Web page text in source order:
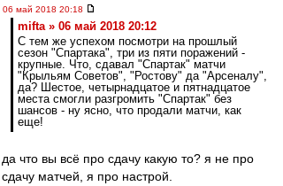
06 май 2018 20:18
mifta » 06 май 2018 20:12
С тем же успехом посмотри на прошлый
сезон "Спартака", три из пяти поражений -
крупные. Что, сдавал "Спартак" матчи
"Крыльям Советов", "Ростову" да "Арсеналу",
да? Шестое, четырнадцатое и пятнадцатое
места смогли разгромить "Спартак" без
шансов - ну ясно, что продали матчи, как
еще!
да что вы всё про сдачу какую то? я не про
сдачу матчей, я про настрой.